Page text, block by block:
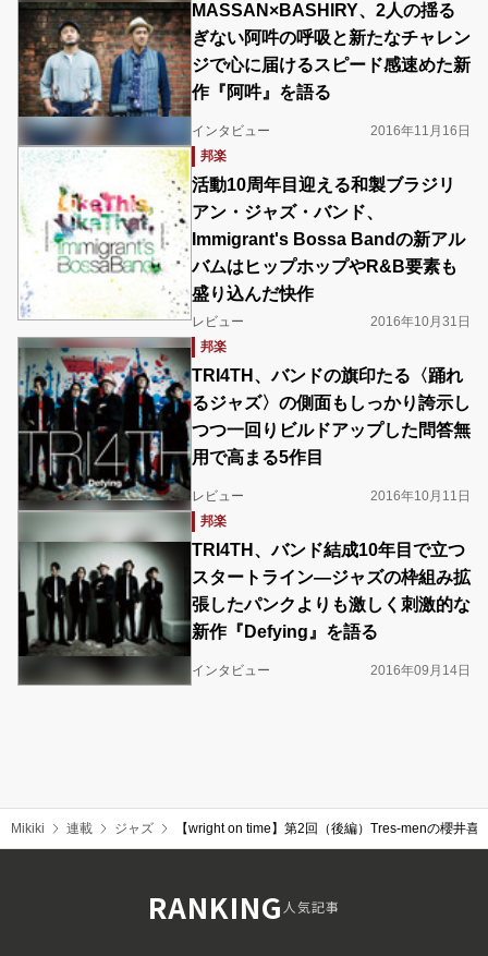
MASSAN×BASHIRY、2人の揺る
ぎない阿吽の呼吸と新たなチャレン
ジで心に届けるスピード感速めた新
作『阿吽』を語る
インタビュー
2016年11月16日
邦楽
活動10周年目迎える和製ブラジリ
アン・ジャズ・バンド、
Immigrant's Bossa Bandの新アル
バムはヒップホップやR&B要素も
盛り込んだ快作
レビュー
2016年10月31日
邦楽
TRI4TH、バンドの旗印たる〈踊れ
るジャズ〉の側面もしっかり誇示し
つつ一回りビルドアップした問答無
用で高まる5作目
レビュー
2016年10月11日
邦楽
TRI4TH、バンド結成10年目で立つ
スタートライン―ジャズの枠組み拡
張したパンクよりも激しく刺激的な
新作『Defying』を語る
インタビュー 2016年09月14日
Mikiki 連載 ジャズ 【wright on time】第2回（後編）Tres-menの櫻井
RANKING人気記事